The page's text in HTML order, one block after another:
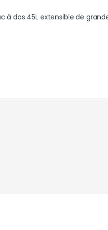
à dos 45L extensible de